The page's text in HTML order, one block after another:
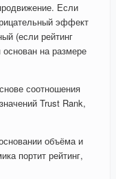
Если
эффект
(если рейтинг
на размере
соотношения
Trust Rank,
объёма и
портит рейтинг,